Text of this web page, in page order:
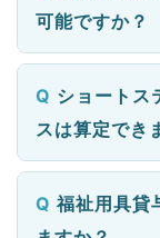
可能ですか？
ショートス
スは算定でき
福祉用具貸